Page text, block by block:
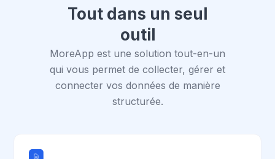
Tout dans un seul
outil
MoreApp est une solution tout-en-un
qui vous permet de collecter, gérer et
connecter vos données de manière
structurée.